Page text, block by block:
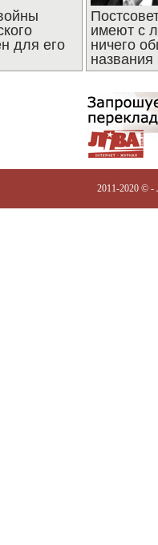
для его
имеют с
ничего
названия
2011-2020 © -